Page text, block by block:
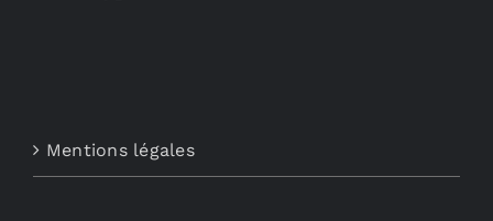
Mentions légales